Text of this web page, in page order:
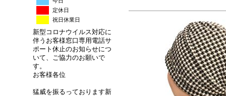
定休日
祝日休業日
新型コロナウイルス対応に
伴うお客様窓口専用電話サ
ポート休止のお知らせにつ
いて、ご協力のお願いで
す。
お客様各位
猛威を振るっております新